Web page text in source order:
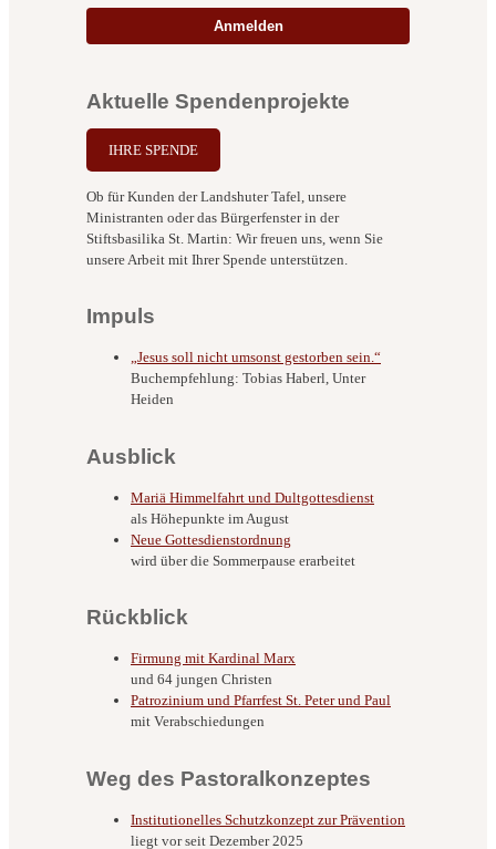
Anmelden
Aktuelle Spendenprojekte
IHRE SPENDE
Ob für Kunden der Landshuter Tafel, unsere
Ministranten oder das Bürgerfenster in der
Stiftsbasilika St. Martin: Wir freuen uns, wenn Sie
unsere Arbeit mit Ihrer Spende unterstützen.
Impuls
„Jesus soll nicht umsonst gestorben sein.“
Buchempfehlung: Tobias Haberl, Unter
Heiden
Ausblick
Mariä Himmelfahrt und Dultgottesdienst
als Höhepunkte im August
Neue Gottesdienstordnung
wird über die Sommerpause erarbeitet
Rückblick
Firmung mit Kardinal Marx
und 64 jungen Christen
Patrozinium und Pfarrfest St. Peter und Paul
mit Verabschiedungen
Weg des Pastoralkonzeptes
Institutionelles Schutzkonzept zur Prävention
liegt vor seit Dezember 2025